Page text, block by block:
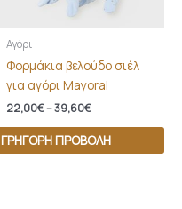
Αγόρι
Φορμάκια βελούδο σιέλ
για αγόρι Mayoral
22,00€–39,60€
ΓΡΉΓΟΡΗ ΠΡΟΒΟΛΉ